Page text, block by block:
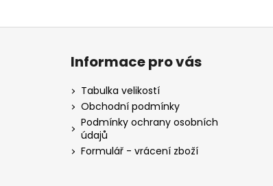
Z
Informace pro vás
Tabulka velikostí
Obchodní podmínky
Podmínky ochrany osobních
údajů
Formulář - vrácení zboží